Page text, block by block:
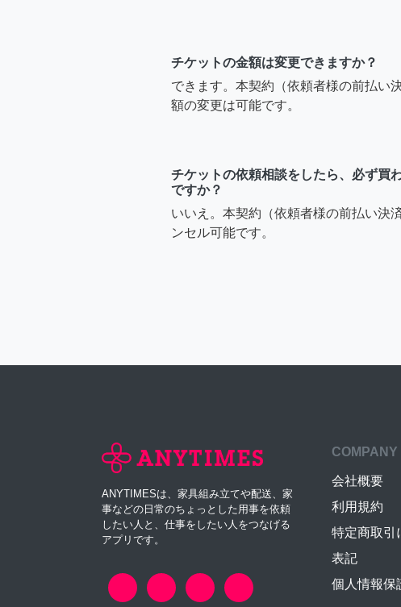
チケットの金額は変更できますか？
できます。本契約（依頼者様の前払い
額の変更は可能です。
チケットの依頼相談をしたら、必ず買
ですか？
いいえ。本契約（依頼者様の前払い決
ンセル可能です。
ANYTIMESは、家具組み立てや配送、家
事などの日常のちょっとした用事を依頼
したい人と、仕事をしたい人をつなげる
アプリです。
COMPANY
会社概要
利用規約
特定商取引
表記
個人情報保